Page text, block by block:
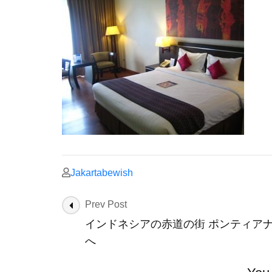
Jakartabewish
Post
Navigation
Prev Post
インドネシアの赤道の街 ポンティア
へ